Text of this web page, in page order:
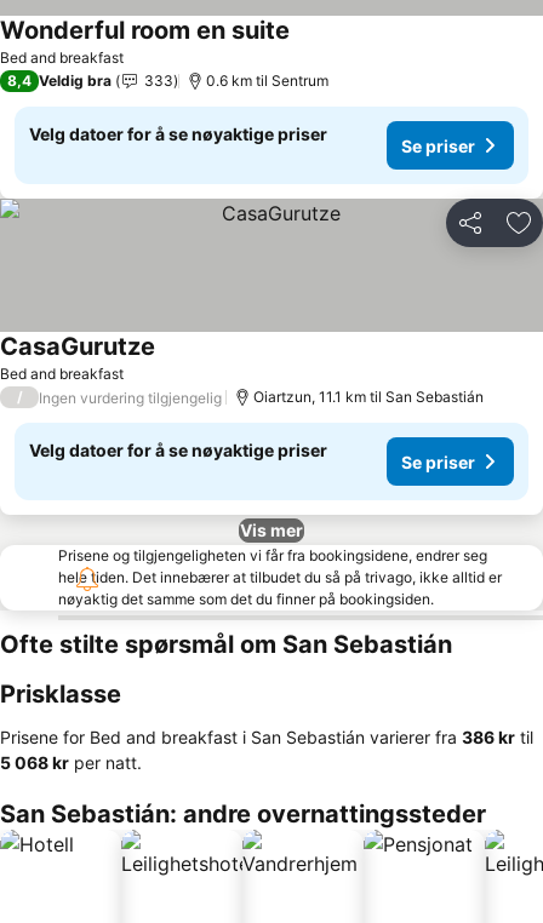
Bed and breakfast
Wonderful room en suite
8,4 Veldig bra 333 0.6 km til Sentrum
Velg datoer for å se nøyaktige priser
Se priser
Del
Bed and breakfast
CasaGurutze
/ Ingen vurdering tilgjengelig Oiartzun, 11.1 km til San Sebastián
Velg datoer for å se nøyaktige priser
Se priser
Vis mer
Prisene og tilgjengeligheten vi får fra bookingsidene, endrer seg
hele tiden. Det innebærer at tilbudet du så på trivago, ikke alltid er
nøyaktig det samme som det du finner på bookingsiden.
Ofte stilte spørsmål om San Sebastián
Prisklasse
Prisene for Bed and breakfast i San Sebastián varierer fra ‎386 kr til
‎5 068 kr per natt.
San Sebastián: andre overnattingssteder